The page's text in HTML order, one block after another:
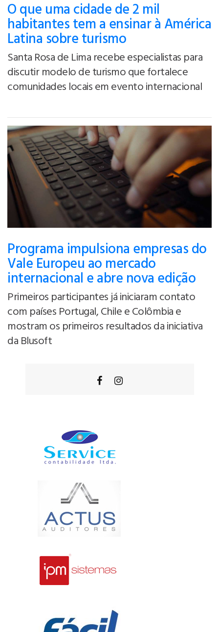
O que uma cidade de 2 mil
habitantes tem a ensinar à América
Latina sobre turismo
Santa Rosa de Lima recebe especialistas para
discutir modelo de turismo que fortalece
comunidades locais em evento internacional
Programa impulsiona empresas do
Vale Europeu ao mercado
internacional e abre nova edição
Primeiros participantes já iniciaram contato
com países Portugal, Chile e Colômbia e
mostram os primeiros resultados da iniciativa
da Blusoft